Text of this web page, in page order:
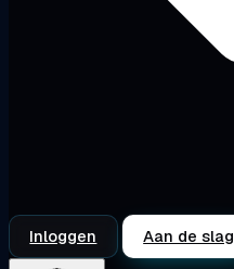
Inloggen Aan de slag